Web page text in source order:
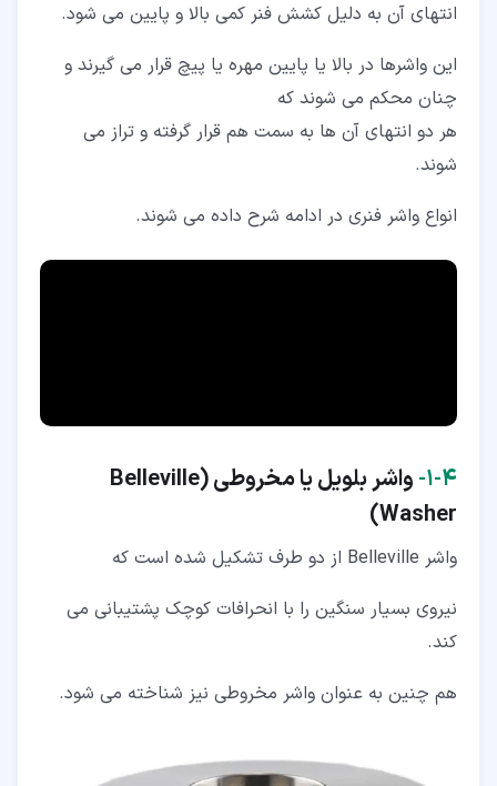
انتهای آن به دلیل کشش فنر کمی بالا و پایین می شود.
این واشرها در بالا یا پایین مهره یا پیچ قرار می گیرند و
چنان محکم می شوند که
هر دو انتهای آن ها به سمت هم قرار گرفته و تراز می
شوند.
انواع واشر فنری در ادامه شرح داده می شوند.
۴‏-‏۱‏-
واشر بلویل یا مخروطی (Belleville
Washer)
واشر Belleville از دو طرف تشکیل شده است که
نیروی بسیار سنگین را با انحرافات کوچک پشتیبانی می
کند.
هم چنین به عنوان واشر مخروطی نیز شناخته می شود.